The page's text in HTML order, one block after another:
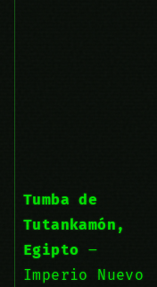
Tumba de
Tutankamón,
Egipto –
Imperio Nuevo